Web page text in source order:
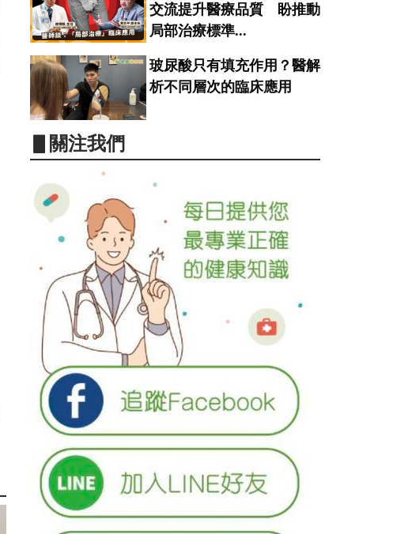
交流提升醫療品質 盼推動
局部治療標準...
玻尿酸只有填充作用？醫解
析不同層次的臨床應用
▋關注我們